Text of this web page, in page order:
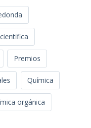
Premios
Química
orgánica